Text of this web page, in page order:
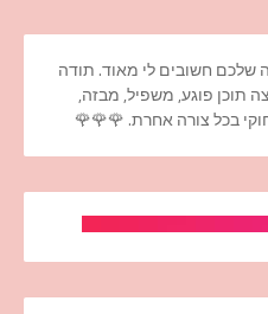
שלכם חשובים לי מאוד. תודה
תוכן פוגע, משפיל, מבזה,
בכל צורה אחרת. 🌹🌹🌹